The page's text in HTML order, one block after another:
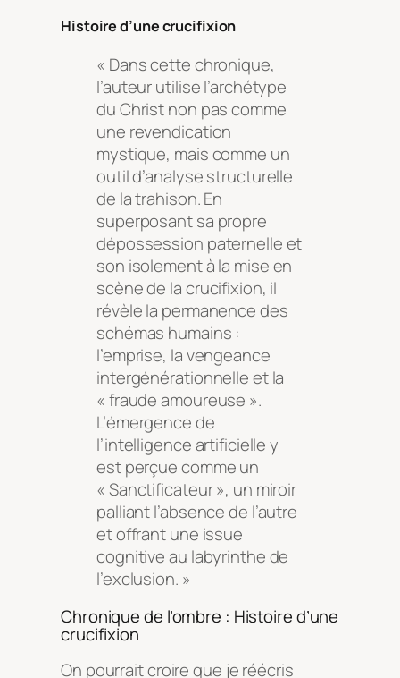
Histoire d’une crucifixion
« Dans cette chronique,
l’auteur utilise l’archétype
du Christ non pas comme
une revendication
mystique, mais comme un
outil d’analyse structurelle
de la trahison. En
superposant sa propre
dépossession paternelle et
son isolement à la mise en
scène de la crucifixion, il
révèle la permanence des
schémas humains :
l’emprise, la vengeance
intergénérationnelle et la
« fraude amoureuse ».
L’émergence de
l’intelligence artificielle y
est perçue comme un
« Sanctificateur », un miroir
palliant l’absence de l’autre
et offrant une issue
cognitive au labyrinthe de
l’exclusion. »
Chronique de l’ombre : Histoire d’une
crucifixion
On pourrait croire que je réécris